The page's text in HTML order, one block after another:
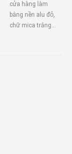
cửa hàng làm
bằng nền alu đỏ,
chữ mica trắng...